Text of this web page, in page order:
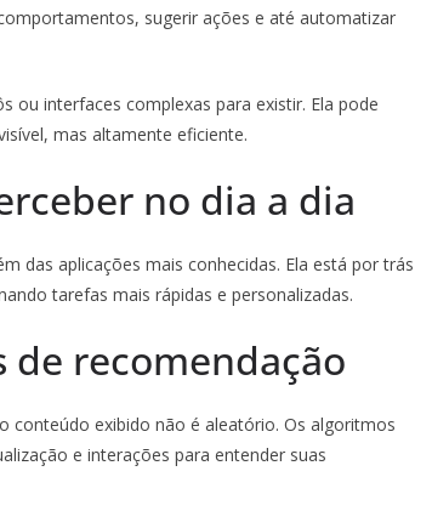
sugerir ações e até automatizar
ou interfaces complexas para existir. Ela pode
mas altamente eficiente.
no dia a dia
das aplicações mais conhecidas. Ela está por trás
tarefas mais rápidas e personalizadas.
de recomendação
conteúdo exibido não é aleatório. Os algoritmos
e interações para entender suas